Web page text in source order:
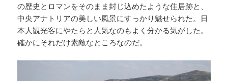
の歴史とロマンをそのまま封じ込めたような住居跡と、
中央アナトリアの美しい風景にすっかり魅せられた。日
本人観光客にやたらと人気なのもよく分かる気がした。
確かにそれだけ素敵なところなのだ。